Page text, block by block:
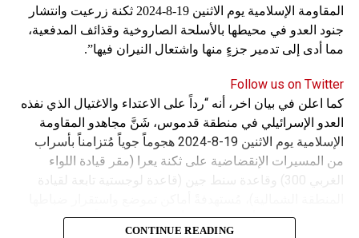
المقاومة الإسلامية يوم الاثنين 19-8-2024 ثكنة زرعيت وانتشار
جنود العدو في محيطها بالأسلحة الصاروخية وقذائف المدفعية،
مما أدى إلى تدمير جزءٍ منها واشتعال النيران فيها”.
Follow us on Twitter
كما اعلن في بيان اخر، أنه “رداً على الاعتداء والاغتيال الذي نفذه
العدو الإسرائيلي في منطقة قدموس، شَنَّ مجاهدو المقاومة
الإسلامية يوم الاثنين 19-8-2024 هجوماً جوياً مُتزامناً بأسراب
من المسيرات الإنقضاضية على ثكنة يعرا (مقر قيادة اللواء
الغربي 300) وقاعدة سنط جين (قاعدة لوجستية تابعة لقيادة
وجنودها وأصابت أهدافها بدقة وأوقعت فيهم عدداً من القتلى
CONTINUE READING